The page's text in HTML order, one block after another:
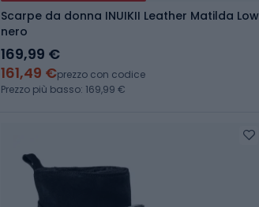
Scarpe da donna INUIKII Leather Matilda Low
nero
169,99 €
161,49 €prezzo con codice
Prezzo più basso: 169,99 €